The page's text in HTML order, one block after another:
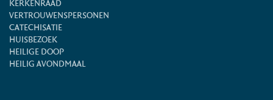
KERKENRAAD
VERTROUWENSPERSONEN
CATECHISATIE
HUISBEZOEK
HEILIGE DOOP
HEILIG AVONDMAAL